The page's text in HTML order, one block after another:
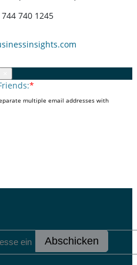
744 740 1245
*
multiple email addresses with
Abschicken